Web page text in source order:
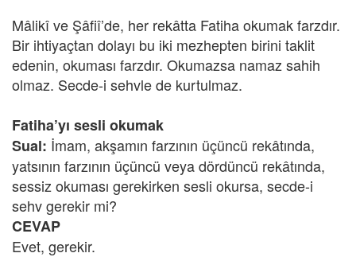
Mâlikî ve Şâfiî’de, her rekâtta Fatiha okumak farzdır.
Bir ihtiyaçtan dolayı bu iki mezhepten birini taklit
edenin, okuması farzdır. Okumazsa namaz sahih
olmaz. Secde-i sehvle de kurtulmaz.
Fatiha’yı sesli okumak
Sual: İmam, akşamın farzının üçüncü rekâtında,
yatsının farzının üçüncü veya dördüncü rekâtında,
sessiz okuması gerekirken sesli okursa, secde-i
sehv gerekir mi?
CEVAP
Evet, gerekir.